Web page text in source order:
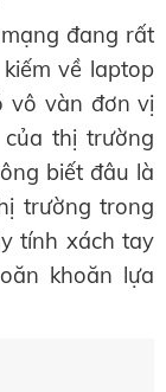
đang rất
về laptop
vô vàn đơn vị
thị trường
biết đâu là
trường trong
tính xách tay
khoăn lựa